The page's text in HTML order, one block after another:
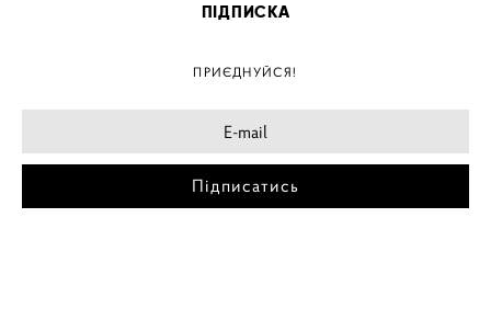
ПІДПИСКА
ПРИЄДНУЙСЯ!
Підписатись